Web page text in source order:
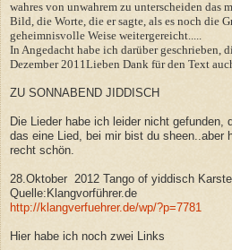
wahres von unwahrem zu unterscheiden das
Bild, die Worte, die er sagte, als es noch die
geheimnisvolle Weise weitergereicht.....
In Angedacht habe ich darüber geschrieben,
Dezember 2011Lieben Dank für den Text
ZU SONNABEND JIDDISCH
Die Lieder habe ich leider nicht gefunden,
das eine Lied, bei mir bist du sheen..aber
recht schön.
28.Oktober 2012 Tango of yiddisch
Quelle:Klangvorführer.de
http://klangverfuehrer.de/wp/?p=7781
Hier habe ich noch zwei Links